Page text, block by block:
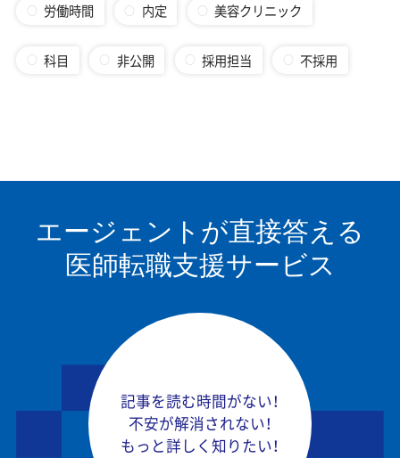
労働時間 内定 美容クリニック
科目 非公開 採用担当 不採用
エージェントが直接答える
医師転職支援サービス
記事を読む時間がない！
不安が解消されない！
もっと詳しく知りたい！